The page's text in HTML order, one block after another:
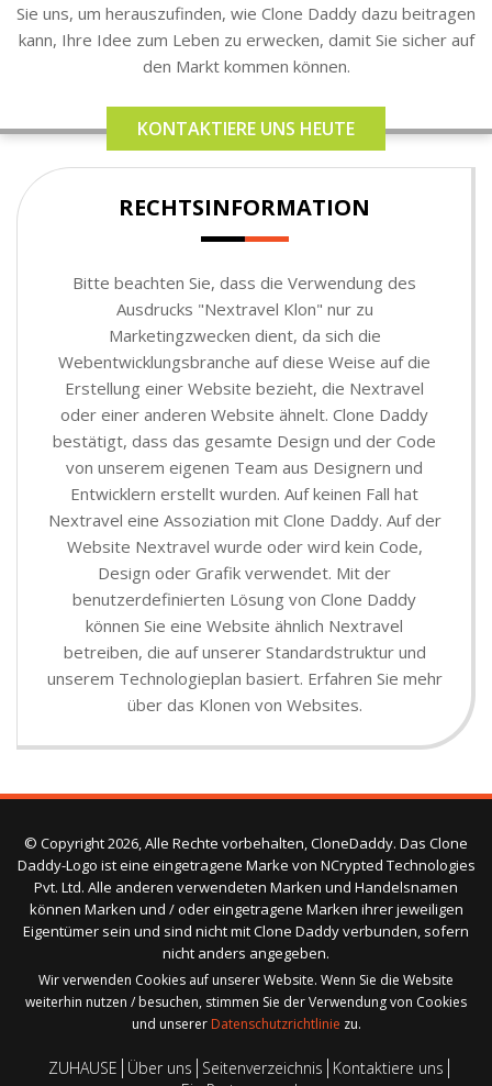
Sie uns, um herauszufinden, wie Clone Daddy dazu beitragen
kann, Ihre Idee zum Leben zu erwecken, damit Sie sicher auf
den Markt kommen können.
KONTAKTIERE UNS HEUTE
RECHTSINFORMATION
Bitte beachten Sie, dass die Verwendung des
Ausdrucks "Nextravel Klon" nur zu
Marketingzwecken dient, da sich die
Webentwicklungsbranche auf diese Weise auf die
Erstellung einer Website bezieht, die Nextravel
oder einer anderen Website ähnelt. Clone Daddy
bestätigt, dass das gesamte Design und der Code
von unserem eigenen Team aus Designern und
Entwicklern erstellt wurden. Auf keinen Fall hat
Nextravel eine Assoziation mit Clone Daddy. Auf der
Website Nextravel wurde oder wird kein Code,
Design oder Grafik verwendet. Mit der
benutzerdefinierten Lösung von Clone Daddy
können Sie eine Website ähnlich Nextravel
betreiben, die auf unserer Standardstruktur und
unserem Technologieplan basiert. Erfahren Sie mehr
über das Klonen von Websites.
© Copyright 2026, Alle Rechte vorbehalten, CloneDaddy. Das Clone
Daddy-Logo ist eine eingetragene Marke von NCrypted Technologies
Pvt. Ltd. Alle anderen verwendeten Marken und Handelsnamen
können Marken und / oder eingetragene Marken ihrer jeweiligen
Eigentümer sein und sind nicht mit Clone Daddy verbunden, sofern
nicht anders angegeben.
Wir verwenden Cookies auf unserer Website. Wenn Sie die Website
weiterhin nutzen / besuchen, stimmen Sie der Verwendung von Cookies
und unserer Datenschutzrichtlinie zu.
ZUHAUSE Über uns Seitenverzeichnis Kontaktiere uns